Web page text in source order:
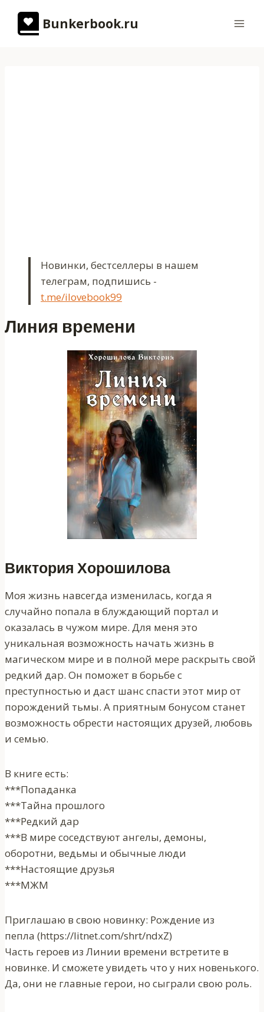
содержимому
Bunkerbook.ru
Новинки, бестселлеры в нашем
телеграм, подпишись -
t.me/ilovebook99
Линия времени
Виктория Хорошилова
Моя жизнь навсегда изменилась, когда я
случайно попала в блуждающий портал и
оказалась в чужом мире. Для меня это
уникальная возможность начать жизнь в
магическом мире и в полной мере раскрыть свой
редкий дар. Он поможет в борьбе с
преступностью и даст шанс спасти этот мир от
порождений тьмы. А приятным бонусом станет
возможность обрести настоящих друзей, любовь
и семью.
В книге есть:
***Попаданка
***Тайна прошлого
***Редкий дар
***В мире соседствуют ангелы, демоны,
оборотни, ведьмы и обычные люди
***Настоящие друзья
***МЖМ
Приглашаю в свою новинку: Рождение из
пепла (https://litnet.com/shrt/ndxZ)
Часть героев из Линии времени встретите в
новинке. И сможете увидеть что у них новенького.
Да, они не главные герои, но сыграли свою роль.